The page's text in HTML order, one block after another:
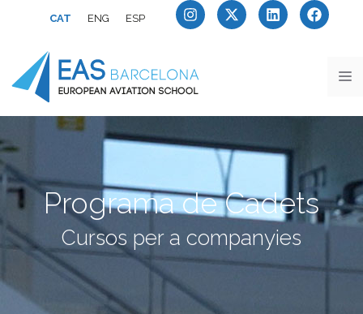
CAT ENG ESP
Programa de Cadets
Cursos per a companyies